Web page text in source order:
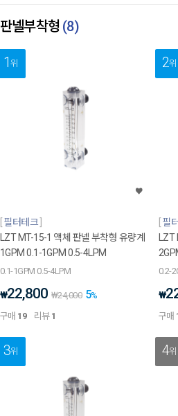
판넬부착형 (8)
1위
필터테크
LZT MT-15-1 액체 판넬 부착형 유량계
1GPM 0.1-1GPM 0.5-4LPM
0.1-1GPM 0.5-4LPM
₩22,800 ₩24,000 5%
구매 19 리뷰 1
2위
필
0.2-
₩
구매
3위 4위